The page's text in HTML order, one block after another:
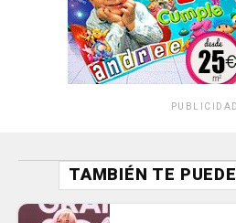
PUBLICIDAD
TAMBIÉN TE